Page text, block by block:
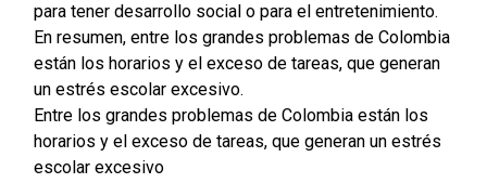
para tener desarrollo social o para el entretenimiento.
En resumen, entre los grandes problemas de Colombia
están los horarios y el exceso de tareas, que generan
un estrés escolar excesivo.
Entre los grandes problemas de Colombia están los
horarios y el exceso de tareas, que generan un estrés
escolar excesivo